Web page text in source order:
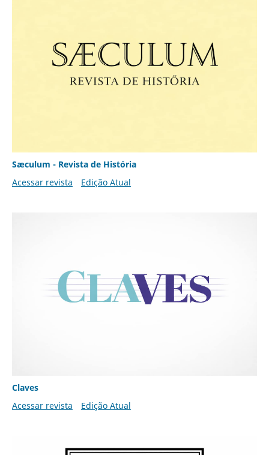
Sæculum - Revista de História
Acessar revista
Edição Atual
Claves
Acessar revista
Edição Atual